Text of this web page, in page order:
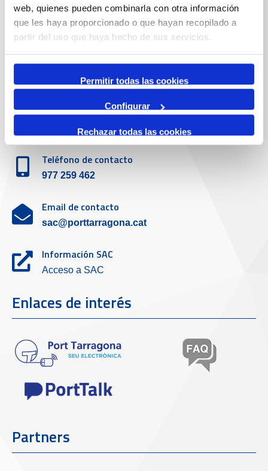
web, quienes pueden combinarla con otra información
que les haya proporcionado o que hayan recopilado a
partir del uso que haya hecho de sus servicios.
Permitir todas las cookies
Configurar
Rechazar todas las cookies
Teléfono de contacto
977 259 400
(+34) 900 229 900
Servicio de atención al cliente
Teléfono de contacto
977 259 462
Email de contacto
sac@porttarragona.cat
Información SAC
Acceso a SAC
Enlaces de interés
Partners